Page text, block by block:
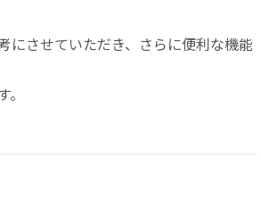
にさせていただき、さらに便利な機能